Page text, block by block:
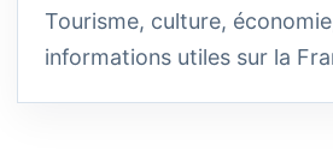
Tourisme, culture,
informations utiles sur la